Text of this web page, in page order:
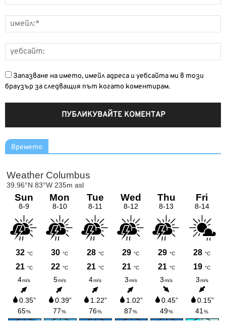
Запазване на името, имейл адреса и уебсайта ми в този
браузър за следващия път когато коментирам.
Времето